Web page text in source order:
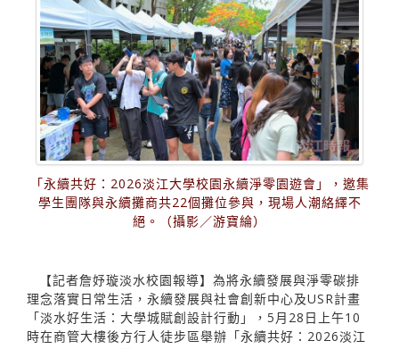
「永續共好：2026淡江大學校園永續淨零園遊會」，邀集
學生團隊與永續攤商共22個攤位參與，現場人潮絡繹不
絕。（攝影／游寶綸）
【記者詹妤璇淡水校園報導】為將永續發展與淨零碳排
理念落實日常生活，永續發展與社會創新中心及USR計畫
「淡水好生活：大學城賦創設計行動」，5月28日上午10
時在商管大樓後方行人徒步區舉辦「永續共好：2026淡江